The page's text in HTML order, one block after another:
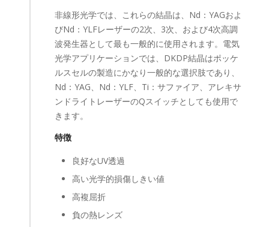
非線形光学では、これらの結晶は、Nd：YAGおよ
びNd：YLFレーザーの2次、3次、および4次高調
波発生器として最も一般的に使用されます。電気
光学アプリケーションでは、DKDP結晶はポッケ
ルスセルの製造にかなり一般的な選択肢であり、
Nd：YAG、Nd：YLF、Ti：サファイア、アレキサ
ンドライトレーザーのQスイッチとしても使用で
きます。
特徴
良好なUV透過
高い光学的損傷しきい値
高複屈折
負の熱レンズ